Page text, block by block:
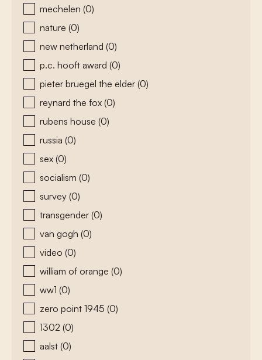
mechelen (0)
nature (0)
new netherland (0)
p.c. hooft award (0)
pieter bruegel the elder (0)
reynard the fox (0)
rubens house (0)
russia (0)
sex (0)
socialism (0)
survey (0)
transgender (0)
van gogh (0)
video (0)
william of orange (0)
ww1 (0)
zero point 1945 (0)
1302 (0)
aalst (0)